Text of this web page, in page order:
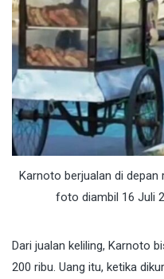
Karnoto berjualan di depan
foto diambil 16 Juli
Dari jualan keliling, Karnoto
200 ribu. Uang itu, ketika